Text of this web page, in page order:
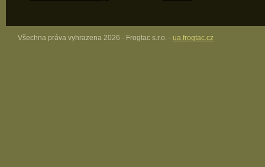
Všechna práva vyhrazena 2026 - Frogtac s.r.o. - ua.frogtac.cz